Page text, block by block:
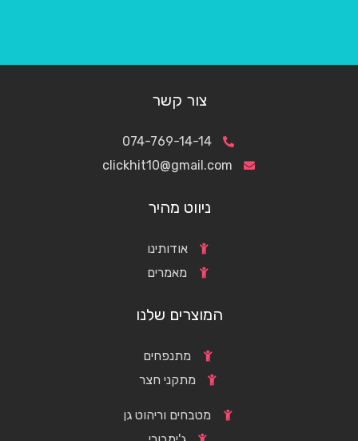
צור קשר
074-769-14-14
clickhit10@gmail.com
ניווט מהיר
אודותינו
מאמרים
המוצרים שלנו
מתנפחים
מתקני חצר
מטבחים וריהוט גן